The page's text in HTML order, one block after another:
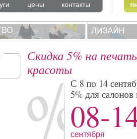
цены контакты
Скидка 5% на
красоты
С 8 по 14
5% для салонов
08-
сентября